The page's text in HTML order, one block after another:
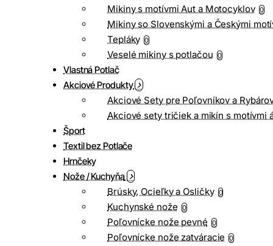
Mikiny s motívmi Aut a Motocyklov 0
Mikiny so Slovenskými a Českými
Tepláky 0
Veselé mikiny s potlačou 0
Vlastná Potlač
Akciové Produkty
Akciové Sety pre Poľovníkov a
Akciové sety tričiek a mikín s motívmi
Šport
Textil bez Potlače
Hrnčeky
Nože / Kuchyňa
Brúsky, Ocieľky a Osličky 0
Kuchynské nože 0
Poľovnícke nože pevné 0
Poľovnícke nože zatváracie 0